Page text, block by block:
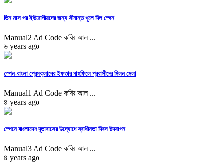
তিন মাস পর ইউরোপীয়দের জন্য সীমান্ত খুলে দিল স্পেন
Manual2 Ad Code কবির আল ...
৬ years ago
স্পেন-বাংলা প্রেসক্লাবের ইফতার মাহফিলে প্রবাসীদের মিলন মেলা
Manual1 Ad Code কবির আল ...
৪ years ago
স্পেনে বাংলাদেশ দূতাবাসের উদ্যোগে স্বাধীনতা দিবস উদযাপন
Manual3 Ad Code কবির আল ...
৪ years ago